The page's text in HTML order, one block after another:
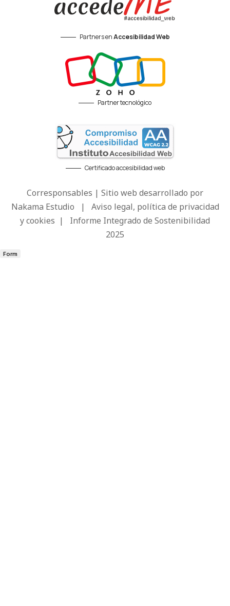
Partners enAccesibilidad Web
Partner tecnológico
Certificado accesibilidad web
Corresponsables | Sitio web desarrollado por
Nakama Estudio | Aviso legal, política de privacidad
y cookies | Informe Integrado de Sostenibilidad
2025
Form